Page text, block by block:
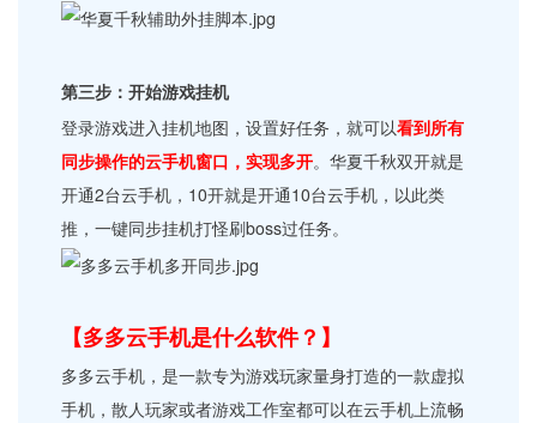
第三步：开始游戏挂机
登录游戏进入挂机地图，设置好任务，就可以看到所有
同步操作的云手机窗口，实现多开。华夏千秋双开就是
开通2台云手机，10开就是开通10台云手机，以此类
推，一键同步挂机打怪刷boss过任务。
【多多云手机是什么软件？】
多多云手机，是一款专为游戏玩家量身打造的一款虚拟
手机，散人玩家或者游戏工作室都可以在云手机上流畅